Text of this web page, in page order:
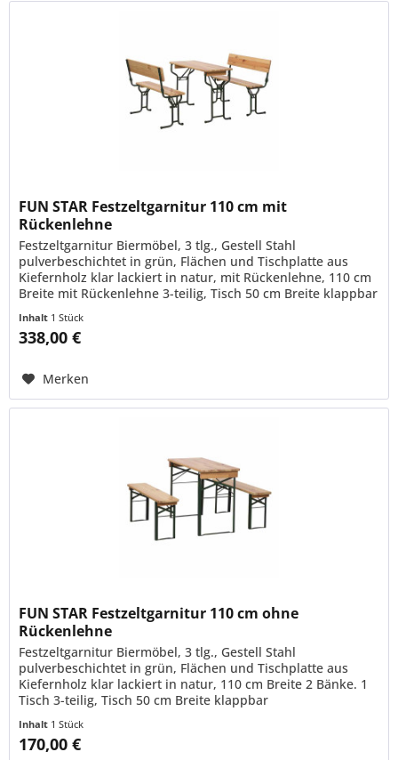
FUN STAR Festzeltgarnitur 110 cm mit
Rückenlehne
Festzeltgarnitur Biermöbel, 3 tlg., Gestell Stahl
pulverbeschichtet in grün, Flächen und Tischplatte aus
Kiefernholz klar lackiert in natur, mit Rückenlehne, 110 cm
Breite mit Rückenlehne 3-teilig, Tisch 50 cm Breite klappbar
Inhalt 1 Stück
338,00 €
Merken
FUN STAR Festzeltgarnitur 110 cm ohne
Rückenlehne
Festzeltgarnitur Biermöbel, 3 tlg., Gestell Stahl
pulverbeschichtet in grün, Flächen und Tischplatte aus
Kiefernholz klar lackiert in natur, 110 cm Breite 2 Bänke. 1
Tisch 3-teilig, Tisch 50 cm Breite klappbar
Inhalt 1 Stück
170,00 €